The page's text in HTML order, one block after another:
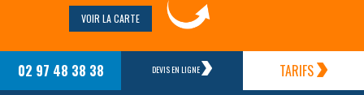
02 97 48 38 38 DEVIS EN LIGNE TARIFS
VOIR LA CARTE